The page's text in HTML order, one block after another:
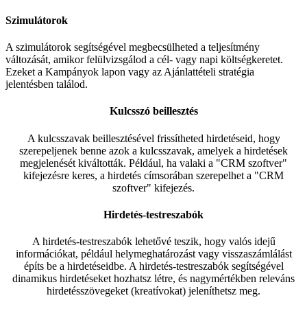
Szimulátorok
A szimulátorok segítségével megbecsülheted a teljesítmény
változását, amikor felülvizsgálod a cél- vagy napi költségkeretet.
Ezeket a Kampányok lapon vagy az Ajánlattételi stratégia
jelentésben találod.
Kulcsszó beillesztés
A kulcsszavak beillesztésével frissítheted hirdetéseid, hogy
szerepeljenek benne azok a kulcsszavak, amelyek a hirdetések
megjelenését kiváltották. Például, ha valaki a "CRM szoftver"
kifejezésre keres, a hirdetés címsorában szerepelhet a "CRM
szoftver" kifejezés.
Hirdetés-testreszabók
A hirdetés-testreszabók lehetővé teszik, hogy valós idejű
információkat, például helymeghatározást vagy visszaszámlálást
építs be a hirdetéseidbe. A hirdetés-testreszabók segítségével
dinamikus hirdetéseket hozhatsz létre, és nagymértékben releváns
hirdetésszövegeket (kreatívokat) jeleníthetsz meg.